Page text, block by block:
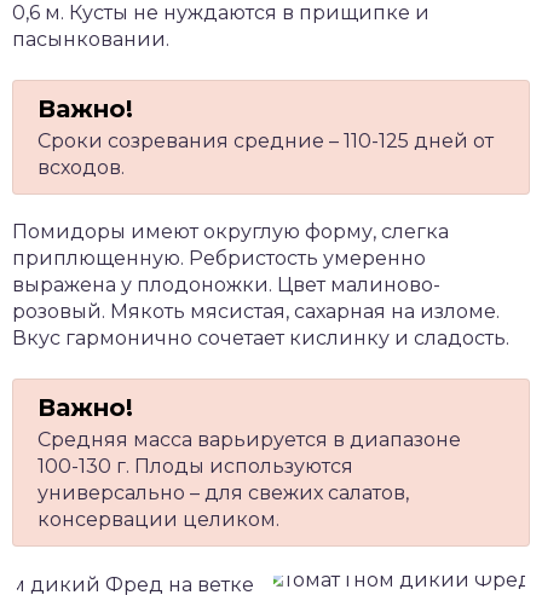
0,6 м. Кусты не нуждаются в прищипке и
пасынковании.
Сроки созревания средние – 110-125 дней от
всходов.
Помидоры имеют округлую форму, слегка
приплющенную. Ребристость умеренно
выражена у плодоножки. Цвет малиново-
розовый. Мякоть мясистая, сахарная на изломе.
Вкус гармонично сочетает кислинку и сладость.
Средняя масса варьируется в диапазоне
100-130 г. Плоды используются
универсально – для свежих салатов,
консервации целиком.